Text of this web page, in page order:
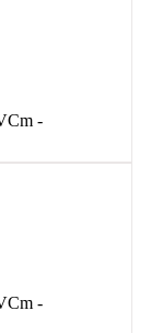
-
-